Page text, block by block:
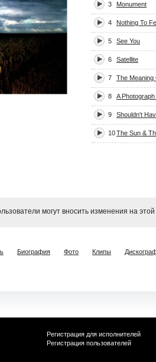
3 Monument
4 Nothing To
5 See You
6 Satellite
7 The Meaning
8 A
9 Shouldn't
10The Sun &
могут вносить изменения на
Биография Фото Клипы
Регистрация для исполнителей
Регистрация пользователей